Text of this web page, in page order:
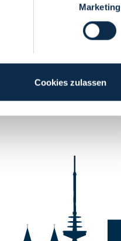
Marketing
Cookies zulassen